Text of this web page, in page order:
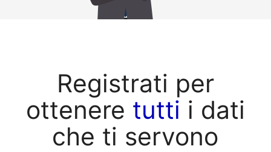
Registrati per
ottenere tutti i dati
che ti servono